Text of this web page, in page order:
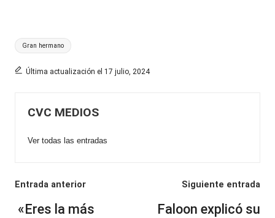
Etiquetas:
Gran hermano
Última actualización el 17 julio, 2024
CVC MEDIOS
Ver todas las entradas
Navegación
de
Entrada anterior
«Eres la más
Siguiente entrada
Faloon explicó su